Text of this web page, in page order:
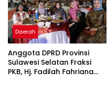
Daerah
Anggota DPRD Provinsi
Sulawesi Selatan Fraksi
PKB, Hj. Fadilah Fahriana